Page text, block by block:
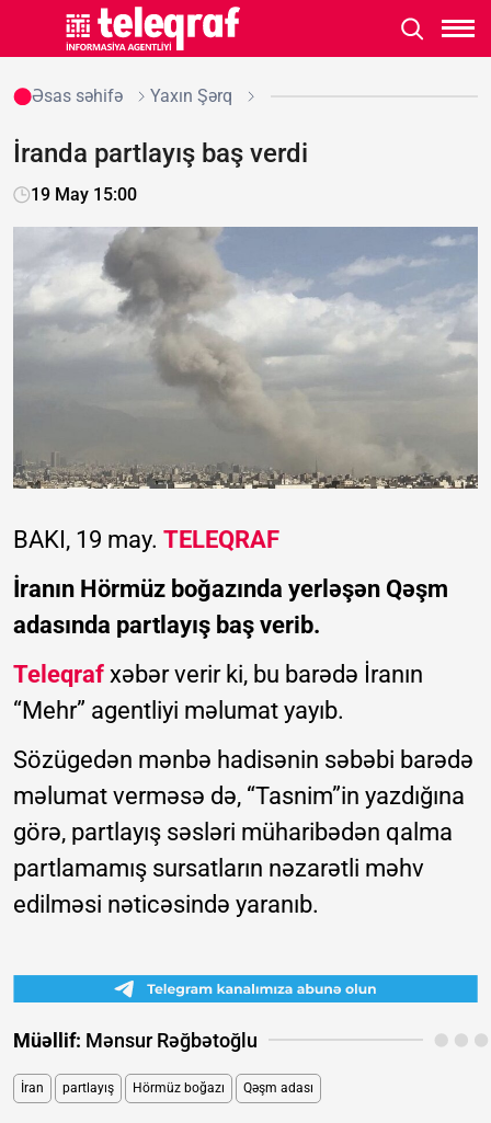
Əsas səhifə Yaxın Şərq
İranda partlayış baş verdi
19 May 15:00
BAKI, 19 may. TELEQRAF
İranın Hörmüz boğazında yerləşən Qəşm
adasında partlayış baş verib.
Teleqraf xəbər verir ki, bu barədə İranın
“Mehr” agentliyi məlumat yayıb.
Sözügedən mənbə hadisənin səbəbi barədə
məlumat verməsə də, “Tasnim”in yazdığına
görə, partlayış səsləri müharibədən qalma
partlamamış sursatların nəzarətli məhv
edilməsi nəticəsində yaranıb.
Müəllif: Mənsur Rəğbətoğlu
İran partlayış Hörmüz boğazı Qəşm adası